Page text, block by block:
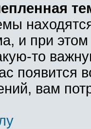
и при
то
появится
вам